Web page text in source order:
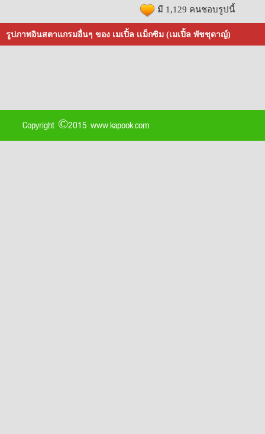
มี 1,129 คนชอบรูปนี้
รูปภาพอินสตาแกรมอื่นๆ ของ เมเปิ้ล เเม็กซิม (เมเปิ้ล พัชชุดาญ์)
Copyright ©2015 www.kapook.com